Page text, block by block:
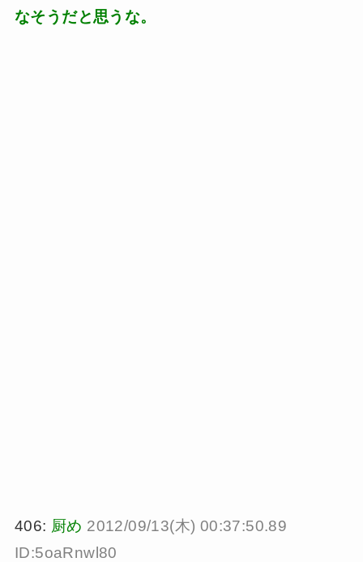
なそうだと思うな。
406: 厨め 2012/09/13(木) 00:37:50.89
ID:5oaRnwl80